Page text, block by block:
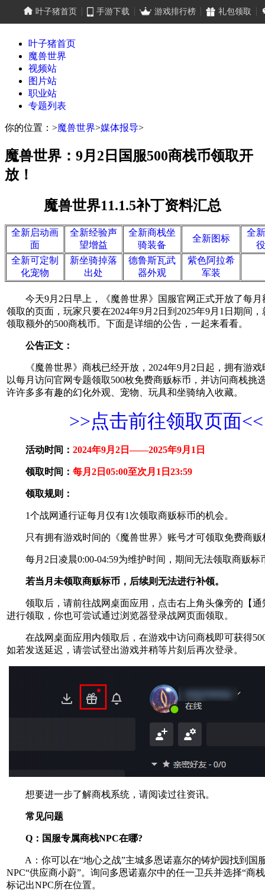
叶子猪首页 手游下载 游戏排行榜 礼包领取
叶子猪首页
魔兽世界
视频站
图片站
职业站
专题列表
你的位置： >魔兽世界>媒体报导>
魔兽世界：9月2日国服500商栈币领取开
放！
魔兽世界11.1.5补丁资料汇总
全新启动画
面
全新经验声
望增益
全新商栈坐
骑装备
全新图标
全
全新可定制
化宠物
新坐骑掉落
出处
德鲁斯瓦武
器外观
紫色阿拉希
军装
今天9月2日早上，《魔兽世界》国服官网正式开放了每月
领取的页面，玩家只要在2024年9月2日到2025年9月1日期间
领取额外的500商栈币。下面是详细的公告，一起来看看。
公告正文：
《魔兽世界》商栈已经开放，2024年9月2日起，拥有游戏
以每月访问官网专题领取500枚免费商贩标币，并访问商栈挑
许许多多有趣的幻化外观、宠物、玩具和坐骑纳入收藏。
>>点击前往领取页面<<
活动时间： 2024年9月2日——2025年9月1日
领取时间： 每月2日05:00至次月1日23:59
领取规则：
1个战网通行证每月仅有1次领取商贩标币的机会。
只有拥有游戏时间的《魔兽世界》账号才可领取免费商贩
每月2日凌晨0:00-04:59为维护时间，期间无法领取商贩标
若当月未领取商贩标币，后续则无法进行补领。
领取后，请前往战网桌面应用，点击右上角头像旁的【通
进行领取，你也可尝试通过浏览器登录战网页面领取。
在战网桌面应用内领取后，在游戏中访问商栈即可获得
如若发送延迟，请尝试登出游戏并稍等片刻后再次登录。
想要进一步了解商栈系统，请阅读过往资讯。
常见问题
Q：国服专属商栈NPC在哪?
A：你可以在“地心之战”主城多恩诺嘉尔的铸炉园找到国
NPC“供应商小蔚”。询问多恩诺嘉尔中的任一卫兵并选择“商
标记出NPC所在位置。